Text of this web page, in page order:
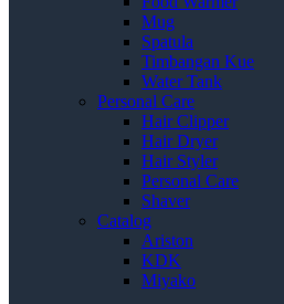
Mug
Spatula
Timbangan Kue
Water Tank
Personal Care
Hair Clipper
Hair Dryer
Hair Styler
Personal Care
Shaver
Catalog
Ariston
KDK
Miyako